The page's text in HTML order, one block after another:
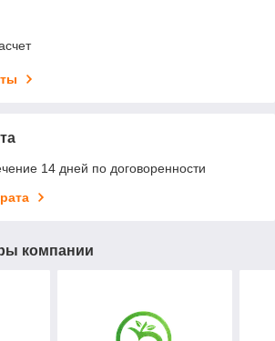
14 дней по договоренности
компании